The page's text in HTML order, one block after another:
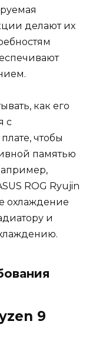
делают их
как его
с
чтобы
памятью
ROG Ryujin
охлаждение
и
9